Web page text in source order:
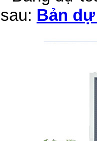
sau: Bản